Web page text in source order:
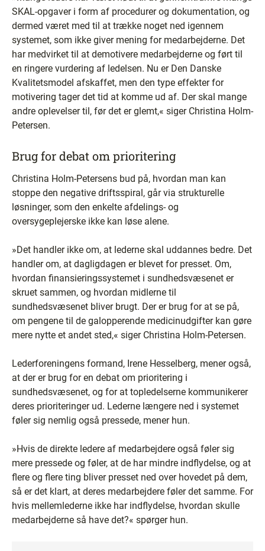
SKAL-opgaver i form af procedurer og dokumentation, og
dermed været med til at trække noget ned igennem
systemet, som ikke giver mening for medarbejderne. Det
har medvirket til at demotivere medarbejderne og ført til
en ringere vurdering af ledelsen. Nu er Den Danske
Kvalitetsmodel afskaffet, men den type effekter for
motivering tager det tid at komme ud af. Der skal mange
andre oplevelser til, før det er glemt,« siger Christina Holm-
Petersen.
Brug for debat om prioritering
Christina Holm-Petersens bud på, hvordan man kan
stoppe den negative driftsspiral, går via strukturelle
løsninger, som den enkelte afdelings- og
oversygeplejerske ikke kan løse alene.
»Det handler ikke om, at lederne skal uddannes bedre. Det
handler om, at dagligdagen er blevet for presset. Om,
hvordan finansieringssystemet i sundhedsvæsenet er
skruet sammen, og hvordan midlerne til
sundhedsvæsenet bliver brugt. Der er brug for at se på,
om pengene til de galopperende medicinudgifter kan gøre
mere nytte et andet sted,« siger Christina Holm-Petersen.
Lederforeningens formand, Irene Hesselberg, mener også,
at der er brug for en debat om prioritering i
sundhedsvæsenet, og for at topledelserne kommunikerer
deres prioriteringer ud. Lederne længere ned i systemet
føler sig nemlig også pressede, mener hun.
»Hvis de direkte ledere af medarbejdere også føler sig
mere pressede og føler, at de har mindre indflydelse, og at
flere og flere ting bliver presset ned over hovedet på dem,
så er det klart, at deres medarbejdere føler det samme. For
hvis mellemlederne ikke har indflydelse, hvordan skulle
medarbejderne så have det?« spørger hun.